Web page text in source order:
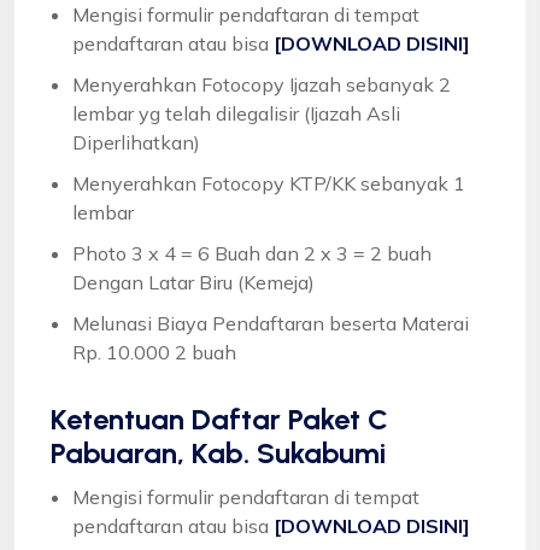
Mengisi formulir pendaftaran di tempat
pendaftaran atau bisa [DOWNLOAD DISINI]
Menyerahkan Fotocopy Ijazah sebanyak 2
lembar yg telah dilegalisir (Ijazah Asli
Diperlihatkan)
Menyerahkan Fotocopy KTP/KK sebanyak 1
lembar
Photo 3 x 4 = 6 Buah dan 2 x 3 = 2 buah
Dengan Latar Biru (Kemeja)
Melunasi Biaya Pendaftaran beserta Materai
Rp. 10.000 2 buah
Ketentuan Daftar Paket C
Pabuaran, Kab. Sukabumi
Mengisi formulir pendaftaran di tempat
pendaftaran atau bisa [DOWNLOAD DISINI]